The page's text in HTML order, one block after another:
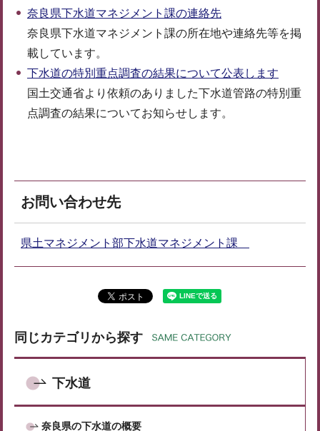
奈良県下水道マネジメント課の連絡先
奈良県下水道マネジメント課の所在地や連絡先等を掲
載しています。
下水道の特別重点調査の結果について公表します
国土交通省より依頼のありました下水道管路の特別重
点調査の結果についてお知らせします。
お問い合わせ先
県土マネジメント部下水道マネジメント課
同じカテゴリから探す
下水道
奈良県の下水道の概要